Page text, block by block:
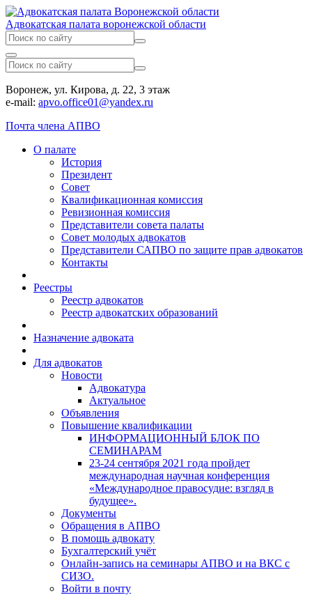
Адвокатская палата воронежской области
Воронеж, ул. Кирова, д. 22, 3 этаж
e-mail: apvo.office01@yandex.ru
Почта члена АПВО
О палате
История
Президент
Совет
Квалификационная комиссия
Ревизионная комиссия
Представители совета палаты
Совет молодых адвокатов
Представители САПВО по защите прав адвокатов
Контакты
Реестры
Реестр адвокатов
Реестр адвокатских образований
Назначение адвоката
Для адвокатов
Новости
Адвокатура
Актуальное
Объявления
Повышение квалификации
ИНФОРМАЦИОННЫЙ БЛОК ПО
СЕМИНАРАМ
23-24 сентября 2021 года пройдет
международная научная конференция
«Международное правосудие: взгляд в
будущее».
Документы
Обращения в АПВО
В помощь адвокату
Бухгалтерский учёт
Онлайн-запись на семинары АПВО и на ВКС с
СИЗО.
Войти в почту